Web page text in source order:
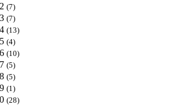
(7)
(7)
(13)
(4)
(10)
(5)
(5)
(1)
(28)